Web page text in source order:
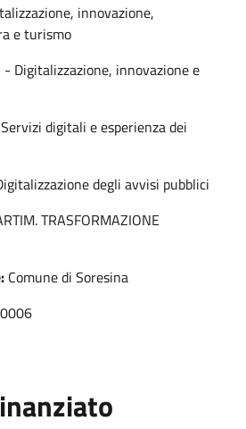
innovazione,
e turismo
- Digitalizzazione, innovazione e
digitali e esperienza dei
degli avvisi pubblici
TRASFORMAZIONE
Comune di Soresina